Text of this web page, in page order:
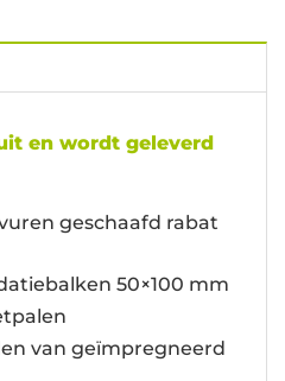
en wordt geleverd
geschaafd rabat
50×100 mm
van geïmpregneerd